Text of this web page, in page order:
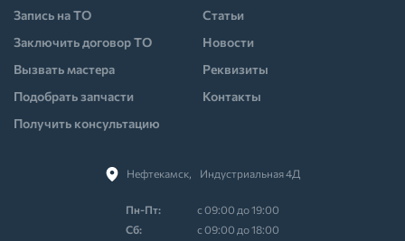
Нефтекамск,⠀Индустриальная 4Д
Пн-Пт:
с 09:00 до 19:00
Cб:
с 09:00 до 18:00
Запись на ТО
Заключить договор ТО
Вызвать мастера
Подобрать запчасти
Получить консультацию
Статьи
Новости
Реквизиты
Контакты